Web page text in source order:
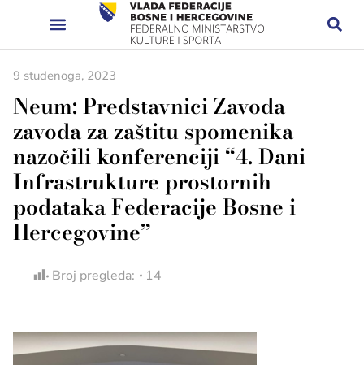
9 studenoga, 2023
Neum: Predstavnici Zavoda
zavoda za zaštitu spomenika
nazočili konferenciji “4. Dani
Infrastrukture prostornih
podataka Federacije Bosne i
Hercegovine”
Broj pregleda: 14